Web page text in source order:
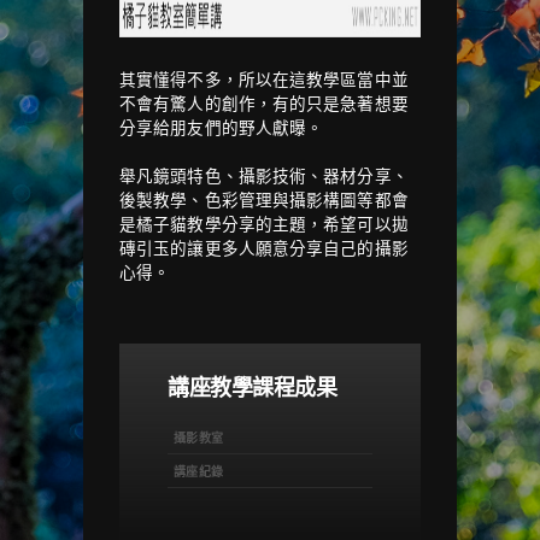
其實懂得不多，所以在這教學區當中並
不會有驚人的創作，有的只是急著想要
分享給朋友們的野人獻曝。
舉凡鏡頭特色、攝影技術、器材分享、
後製教學、色彩管理與攝影構圖等都會
是橘子貓教學分享的主題，希望可以拋
磚引玉的讓更多人願意分享自己的攝影
心得。
講座教學課程成果
攝影教室
講座紀錄